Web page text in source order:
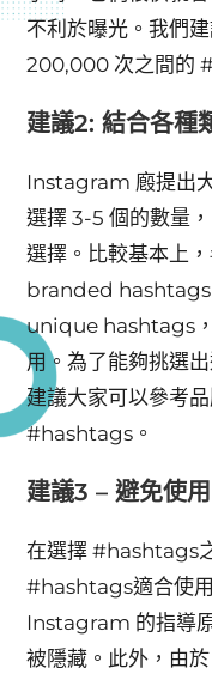
不利於曝光。我們
200,000 次之間的
建議2: 結合各
Instagram 廏提出
選擇 3-5 個的數量
選擇。比較基本上
branded
unique hashtags
用。為了能夠挑選
建議大家可以參考
#hashtags。
建議3 – 避免使
在選擇 #hashtags
#hashtags適合使
Instagram 的指導
被隱藏。此外，由